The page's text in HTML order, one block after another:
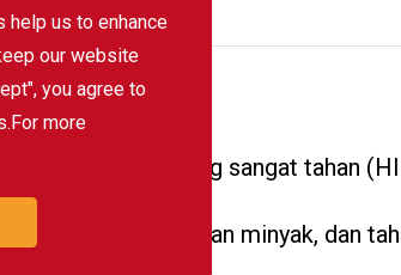
us to enhance
our website
you agree to
more
polystyrene yang sangat tahan
penuaan, tahan minyak, dan